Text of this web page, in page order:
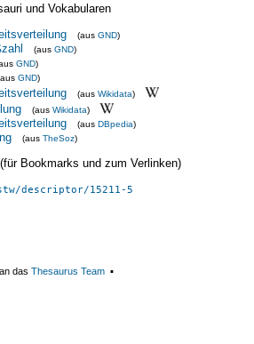
und Vokabularen
(aus GND)
(aus GND)
GND)
GND)
(aus Wikidata)
(aus Wikidata)
(aus DBpedia)
(aus TheSoz)
Bookmarks und zum Verlinken)
descriptor/15211-5
das Thesaurus Team ▪